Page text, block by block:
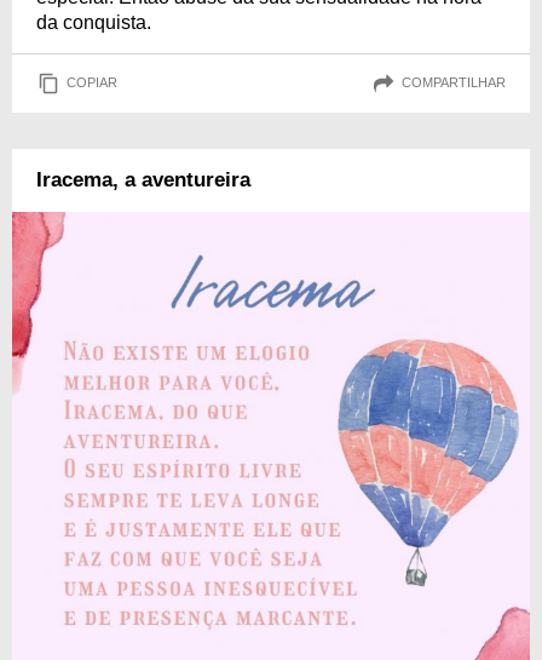
da conquista.
COPIAR COMPARTILHAR
Iracema, a aventureira